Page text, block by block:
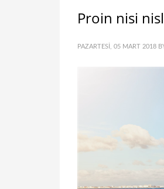
Proin nisi
PAZARTESI, 05 MART 2018